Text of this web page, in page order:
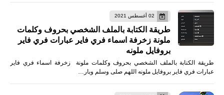
02 أغسطس 2021
طريقة الكتابة بالملف الشخصي بحروف وكلمات
ملونة زخرفة اسماء فري فاير عبارات فري فاير
بروفايل ملونه
طريقة الكتابة بالملف الشخصي بحروف وكلمات ملونة زخرفة اسماء فري فاير
عبارات فري فاير بروفايل ملونه اللهم صلى وسلم وبار…